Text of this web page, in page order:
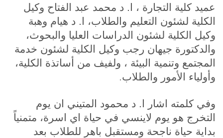
عميد كلية التجارة ، ا. د محمد عبد الفتاح وكيل
الكلية لشئون التعليم والطلاب، ا. د هيام وهبة
وكيل الكلية لشئون الدراسات العليا والبحوث،
والدكتورة جيهان رجب وكيل الكلية لشئون خدمة
المجتمع وتنمية البيئة ، ولفيف من أساتذة الكلية،
وأولياء الأمور والطلاب.
وفي كلمته اشار ا. د محمود المتيني ان يوم
التخرج هو يوم لاينسي في حياة اي اسرة، متمنياً
بداية حياة ناجحة ومستقبل باهر للطلاب بعد